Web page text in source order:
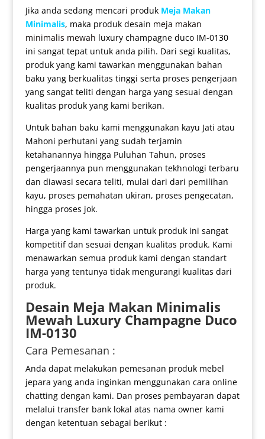
Jika anda sedang mencari produk Meja Makan
Minimalis, maka produk desain meja makan
minimalis mewah luxury champagne duco IM-0130
ini sangat tepat untuk anda pilih. Dari segi kualitas,
produk yang kami tawarkan menggunakan bahan
baku yang berkualitas tinggi serta proses pengerjaan
yang sangat teliti dengan harga yang sesuai dengan
kualitas produk yang kami berikan.
Untuk bahan baku kami menggunakan kayu Jati atau
Mahoni perhutani yang sudah terjamin
ketahanannya hingga Puluhan Tahun, proses
pengerjaannya pun menggunakan tekhnologi terbaru
dan diawasi secara teliti, mulai dari dari pemilihan
kayu, proses pemahatan ukiran, proses pengecatan,
hingga proses jok.
Harga yang kami tawarkan untuk produk ini sangat
kompetitif dan sesuai dengan kualitas produk. Kami
menawarkan semua produk kami dengan standart
harga yang tentunya tidak mengurangi kualitas dari
produk.
Desain Meja Makan Minimalis
Mewah Luxury Champagne Duco
IM-0130
Cara Pemesanan :
Anda dapat melakukan pemesanan produk mebel
jepara yang anda inginkan menggunakan cara online
chatting dengan kami. Dan proses pembayaran dapat
melalui transfer bank lokal atas nama owner kami
dengan ketentuan sebagai berikut :